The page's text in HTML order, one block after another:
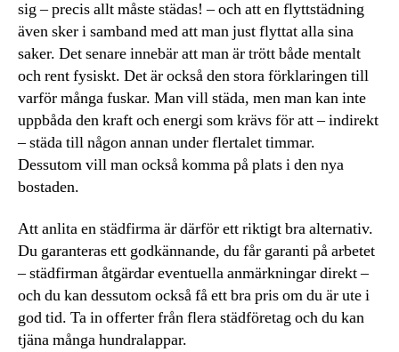
sig – precis allt måste städas! – och att en flyttstädning
även sker i samband med att man just flyttat alla sina
saker. Det senare innebär att man är trött både mentalt
och rent fysiskt. Det är också den stora förklaringen till
varför många fuskar. Man vill städa, men man kan inte
uppbåda den kraft och energi som krävs för att – indirekt
– städa till någon annan under flertalet timmar.
Dessutom vill man också komma på plats i den nya
bostaden.
Att anlita en städfirma är därför ett riktigt bra alternativ.
Du garanteras ett godkännande, du får garanti på arbetet
– städfirman åtgärdar eventuella anmärkningar direkt –
och du kan dessutom också få ett bra pris om du är ute i
god tid. Ta in offerter från flera städföretag och du kan
tjäna många hundralappar.